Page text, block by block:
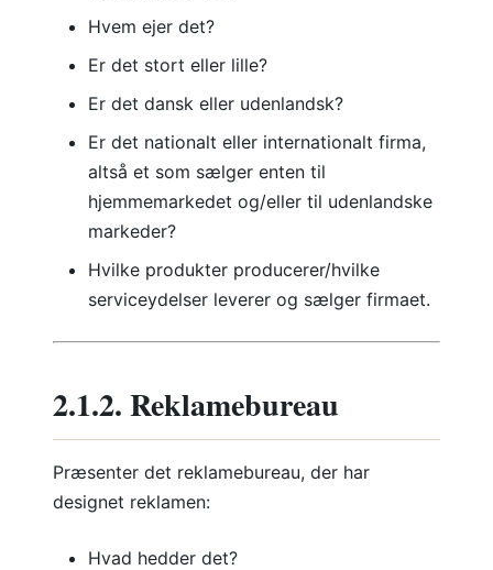
Hvem ejer det?
Er det stort eller lille?
Er det dansk eller udenlandsk?
Er det nationalt eller internationalt firma,
altså et som sælger enten til
hjemmemarkedet og/eller til udenlandske
markeder?
Hvilke produkter producerer/hvilke
serviceydelser leverer og sælger firmaet.
2.1.2. Reklamebureau
Præsenter det reklamebureau, der har
designet reklamen:
Hvad hedder det?